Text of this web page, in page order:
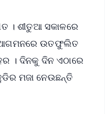
। ଶୀତୁଆ ସକାଳରେ
ଆଗମନରେ ଉତଫୁଲିତ
। ଦିନକୁ ଦିନ ଏଠାରେ
ମଜା ନେଉଛନ୍ତି